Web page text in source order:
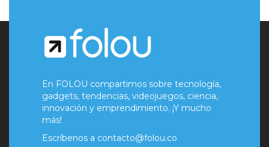
En FOLOU compartimos sobre tecnología,
gadgets, tendencias, videojuegos, ciencia,
innovación y emprendimiento. ¡Y mucho
más!
Escríbenos a contacto@folou.co